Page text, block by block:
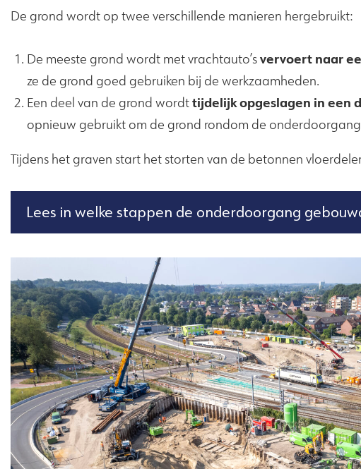
De grond wordt op twee verschillende manieren hergebruikt:
De meeste grond wordt met vrachtauto’svervoert naar
ze de grond goed gebruiken bij de werkzaamheden.
Een deel van de grond wordttijdelijk opgeslagen in een
opnieuw gebruikt om de grond rondom de
Tijdens het graven start het storten van de betonnen
Lees in welke stappen de onderdoorgang